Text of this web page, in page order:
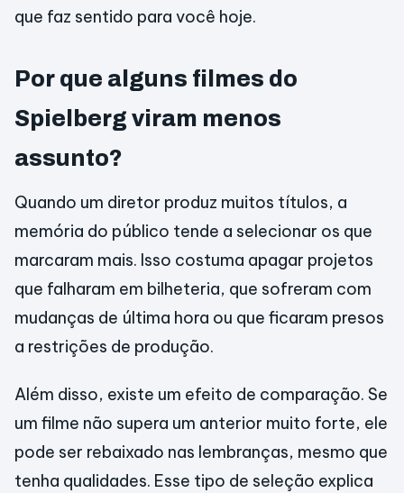
que faz sentido para você hoje.
Por que alguns filmes do
Spielberg viram menos
assunto?
Quando um diretor produz muitos títulos, a
memória do público tende a selecionar os que
marcaram mais. Isso costuma apagar projetos
que falharam em bilheteria, que sofreram com
mudanças de última hora ou que ficaram presos
a restrições de produção.
Além disso, existe um efeito de comparação. Se
um filme não supera um anterior muito forte, ele
pode ser rebaixado nas lembranças, mesmo que
tenha qualidades. Esse tipo de seleção explica